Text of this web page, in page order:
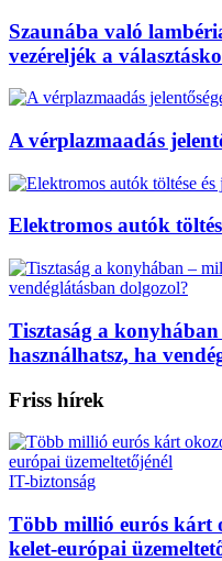
Szaunába való
vezéreljék a
A vérplazmaadás
Elektromos autók
Tisztaság a
használhatsz, ha
Friss hírek
IT-biztonság
Több millió eurós kárt
kelet-európai